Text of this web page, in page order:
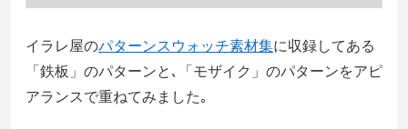
イラレ屋のパターンスウォッチ素材集に収録してある
「鉄板」のパターンと､「モザイク」のパターンをアピ
アランスで重ねてみました｡